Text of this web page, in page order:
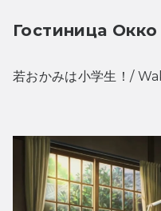
Гостиница Окко
若おかみは小学生！/